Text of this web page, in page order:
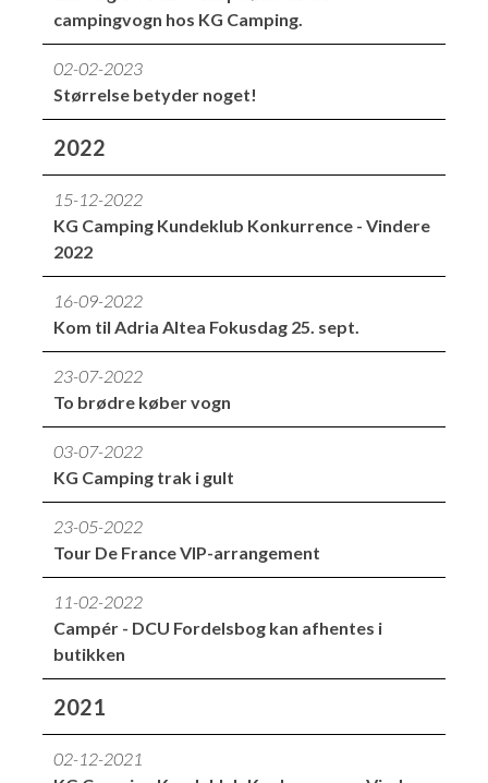
campingvogn hos KG Camping.
02-02-2023
Størrelse betyder noget!
2022
15-12-2022
KG Camping Kundeklub Konkurrence - Vindere
2022
16-09-2022
Kom til Adria Altea Fokusdag 25. sept.
23-07-2022
To brødre køber vogn
03-07-2022
KG Camping trak i gult
23-05-2022
Tour De France VIP-arrangement
11-02-2022
Campér - DCU Fordelsbog kan afhentes i
butikken
2021
02-12-2021